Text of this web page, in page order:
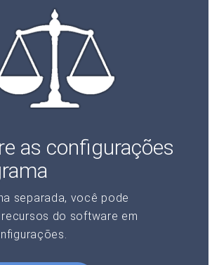
as configurações
separada, você pode
do software em